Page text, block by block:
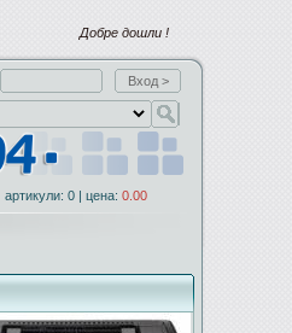
Добре дошли !
артикули: 0 | цена: 0.00